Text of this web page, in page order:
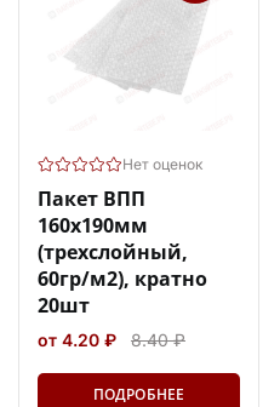
Нет оценок
Пакет ВПП
160х190мм
(трехслойный,
60гр/м2), кратно
20шт
от 4.20 ₽ 8.40 ₽
ПОДРОБНЕЕ